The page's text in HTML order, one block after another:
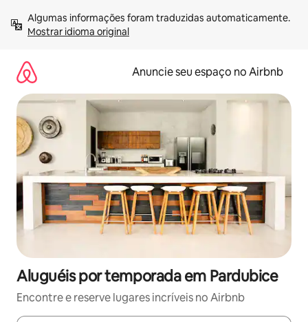
para
Mostrar idioma original
Anuncie seu espaço no Airbnb
Aluguéis por temporada em Pardubice
Encontre e reserve lugares incríveis no Airbnb